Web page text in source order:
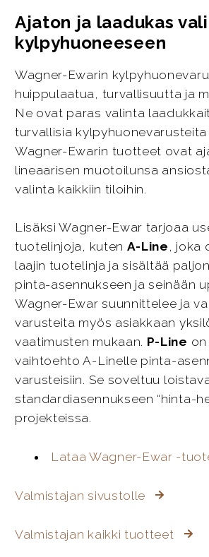
Ajaton ja laadukas
kylpyhuoneeseen
Wagner-Ewarin
huippulaatua, turvallisuutta ja
Ne ovat paras valinta
turvallisia kylpyhuonevarusteita
Wagner-Ewarin tuotteet ovat
lineaarisen muotoilunsa
valinta kaikkiin tiloihin.
Lisäksi Wagner-Ewar tarjoaa
tuotelinjoja, kuten A-Line , joka
laajin tuotelinja ja sisältää
pinta-asennukseen ja seinään
Wagner-Ewar suunnittelee ja
varusteita myös asiakkaan
vaatimusten mukaan. P-Line
vaihtoehto A-Linelle pinta-
varusteisiin. Se soveltuu
standardiasennukseen “hinta-
projekteissa.
Lataa Wagner-Ewar -
Valmistajan sivustolle
Valmistajan kaikki tuotteet